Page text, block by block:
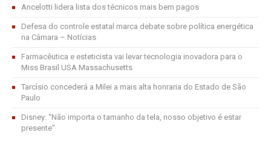
Ancelotti lidera lista dos técnicos mais bem pagos
Defesa do controle estatal marca debate sobre política energética
na Câmara – Notícias
Farmacêutica e esteticista vai levar tecnologia inovadora para o
Miss Brasil USA Massachusetts
Tarcísio concederá a Milei a mais alta honraria do Estado de São
Paulo
Disney: “Não importa o tamanho da tela, nosso objetivo é estar
presente”